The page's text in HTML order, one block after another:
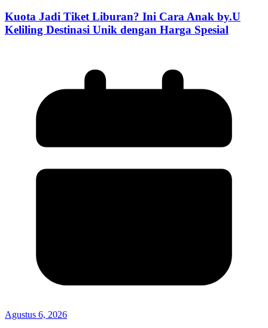
Kuota Jadi Tiket Liburan? Ini Cara Anak by.U
Keliling Destinasi Unik dengan Harga Spesial
Agustus 6, 2026